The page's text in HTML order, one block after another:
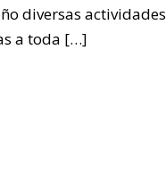
diversas actividades
a toda […]